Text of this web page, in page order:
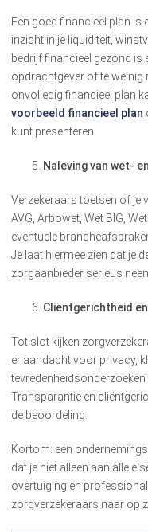
Een goed financieel plan is
inzicht in je liquiditeit,
bedrijf financieel gezond is
opdrachtgever of te weinig
onvolledig financieel plan
voorbeeld financieel plan
kunt presenteren.
Naleving van wet-
Verzekeraars toetsen of je
AVG, Arbowet, Wet BIG,
eventuele
Je laat hiermee zien dat je
zorgaanbieder serieus
Cliëntgerichtheid
Tot slot kijken
er aandacht voor privacy,
Transparantie en
de beoordeling.
Kortom: een
dat je niet alleen aan alle
overtuiging en
zorgverzekeraars naar op